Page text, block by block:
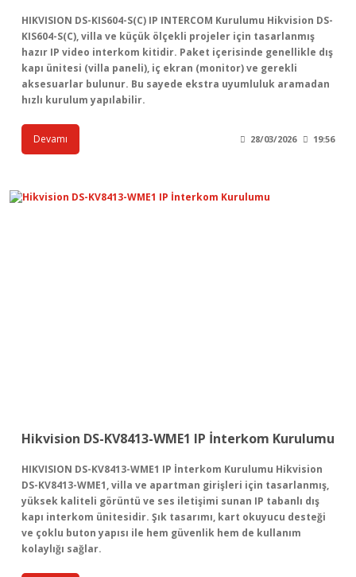
HIKVISION DS-KIS604-S(C) IP INTERCOM Kurulumu Hikvision DS-
KIS604-S(C), villa ve küçük ölçekli projeler için tasarlanmış
hazır IP video interkom kitidir. Paket içerisinde genellikle dış
kapı ünitesi (villa paneli), iç ekran (monitor) ve gerekli
aksesuarlar bulunur. Bu sayede ekstra uyumluluk aramadan
hızlı kurulum yapılabilir.
Devamı 28/03/2026 19:56
Hikvision DS-KV8413-WME1 IP İnterkom Kurulumu
HIKVISION DS-KV8413-WME1 IP İnterkom Kurulumu Hikvision
DS-KV8413-WME1, villa ve apartman girişleri için tasarlanmış,
yüksek kaliteli görüntü ve ses iletişimi sunan IP tabanlı dış
kapı interkom ünitesidir. Şık tasarımı, kart okuyucu desteği
ve çoklu buton yapısı ile hem güvenlik hem de kullanım
kolaylığı sağlar.